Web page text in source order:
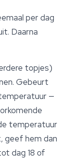
per dag
Daarna
topjes)
Gebeurt
—
temperatuur
geef hem dan
dag 18 of